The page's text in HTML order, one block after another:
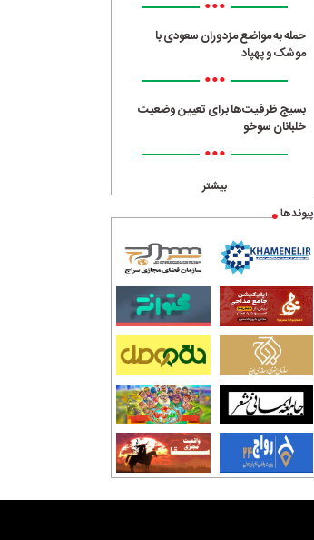
•••
حمله به مواضع مزدوران سعودی با
موشک و پهپاد
•••
بسیج ظرفیت‌ها برای تعیین وضعیت
خلبانان سوخو
•••
بیشتر
پیوندها